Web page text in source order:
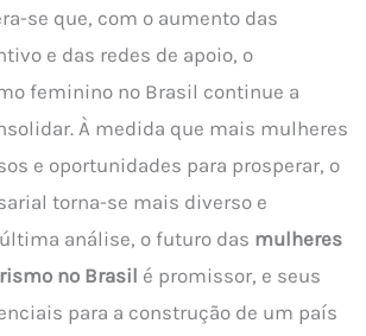
se que, com o aumento das
e das redes de apoio, o
feminino no Brasil continue a
À medida que mais mulheres
e oportunidades para prosperar, o
torna-se mais diverso e
análise, o futuro das mulheres
no Brasil é promissor, e seus
para a construção de um país